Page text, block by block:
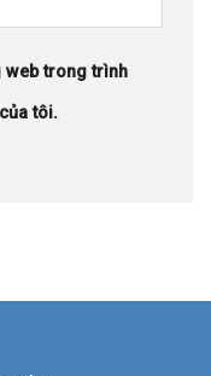
web trong trình
tôi.